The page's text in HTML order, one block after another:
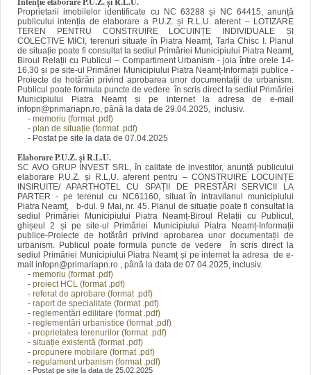
Proprietarii imobilelor identificate cu NC 63288 și NC 64415, anunță
publicului intenția de elaborare a P.U.Z. și R.L.U. aferent – LOTIZARE
TEREN PENTRU CONSTRUIRE LOCUINȚE INDIVIDUALE ȘI
COLECTIVE MICI, terenuri situate în Piatra Neamț, Tarla Chisc I. Planul
de situație poate fi consultat la sediul Primăriei Municipiului Piatra Neamț,
Biroul Relații cu Publicul – Compartiment Urbanism - joia între orele 14-
16,30 și pe site-ul Primăriei Municipiului Piatra Neamț-Informații publice -
Proiecte de hotărâri privind aprobarea unor documentații de urbanism.
Publicul poate formula puncte de vedere în scris direct la sediul Primăriei
Municipiului Piatra Neamț și pe internet la adresa de e-mail
infopn@primariapn.ro, până la data de 29.04.2025, inclusiv.
- memoriu (format .pdf)
- plan de situație (format .pdf)
- Postat pe site la data de 07.04.2025
Elaborare P.U.Z. și R.L.U.
SC AVO GRUP INVEST SRL, în calitate de investitor, anunță publicului
elaborare P.U.Z. și R.L.U. aferent pentru – CONSTRUIRE LOCUINȚE
INSIRUITE/ APARTHOTEL CU SPAȚII DE PRESTĂRI SERVICII LA
PARTER - pe terenul cu NC61160, situat în intravilanul municipiului
Piatra Neamț, b-dul. 9 Mai, nr. 45. Planul de situație poate fi consultat la
sediul Primăriei Municipiului Piatra Neamț-Biroul Relații cu Publicul,
ghișeul 2 și pe site-ul Primăriei Municipiului Piatra Neamț-Informații
publice-Proiecte de hotărâri privind aprobarea unor documentații de
urbanism. Publicul poate formula puncte de vedere în scris direct la
sediul Primăriei Municipiului Piatra Neamț și pe internet la adresa de e-
mail infopn@primariapn.ro , până la data de 07.04.2025, inclusiv.
- memoriu (format .pdf)
- proiect HCL (format .pdf)
- referat de aprobare (format .pdf)
- raport de specialitate (format .pdf)
- reglementări edilitare (format .pdf)
- reglementări urbanistice (format .pdf)
- proprietatea terenurilor (format .pdf)
- situație existentă (format .pdf)
- propunere mobilare (format .pdf)
- regulament urbanism (format .pdf)
- Postat pe site la data de 25.02.2025